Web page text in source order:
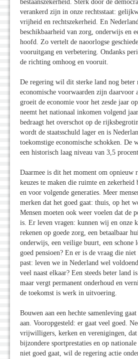
bestaanszekerheid. Sterk door de
verankerd zijn in onze rechtsstaat:
vrijheid en rechtszekerheid. En
beschikbaarheid van zorg, onderwijs en
hoofd. Zo vertelt de naoorlogse
vooruitgang en verbetering. Ondanks
de richting omhoog en vooruit.
De regering wil dit sterke land nog beter
economische voorwaarden zijn daarvoor
groeit de economie voor het zesde jaar
neemt het nationaal inkomen volgend
bedraagt het overschot op de
wordt de staatsschuld lager en is
toekomstige economische schokken. De
een historisch laag niveau van 3,5
Daarmee is dit het moment om opnieuw
keuzes te maken die ruimte en
en voor volgende generaties. Meer
merken dat het goed gaat: thuis, op het
Mensen moeten ook weer voelen dat de
is. Er leven vragen: kunnen wij en onze
rekenen op goede zorg, een betaalbaar
onderwijs, een veilige buurt, een schone
goed pensioen? En er is de vraag die
past: leven we in Nederland wel
veel naast elkaar? Een steeds beter land
maar vergt permanent onderhoud en
de toekomst is werk in uitvoering.
Bouwen aan een hechte samenleving
aan. Vooropgesteld: er gaat veel goed.
vrijwilligers, kerken en verenigingen, dat
bijzondere sportprestaties en op
niet goed gaat, wil de regering actie